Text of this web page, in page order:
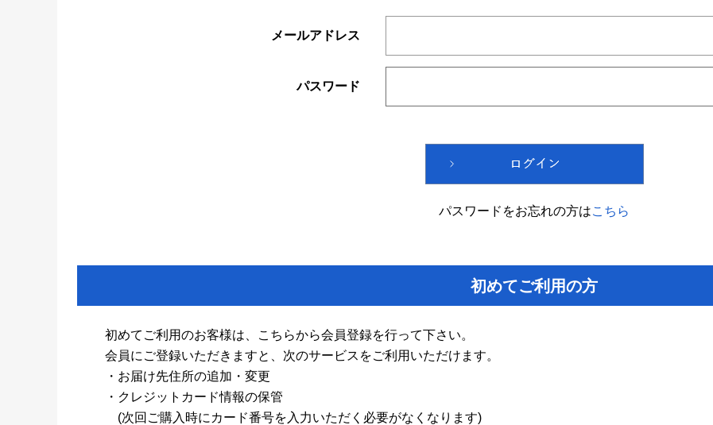
メールアドレス
パスワード
パスワードをお忘れの方はこちら
初めてご利用の方
初めてご利用のお客様は、こちらから会員登録を行って下さい。
会員にご登録いただきますと、次のサービスをご利用いただけます。
・お届け先住所の追加・変更
・クレジットカード情報の保管
(次回ご購入時にカード番号を入力いただく必要がなくなります)